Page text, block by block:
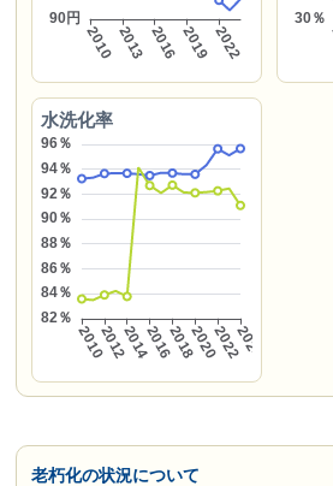
水洗化率
老朽化の状況について